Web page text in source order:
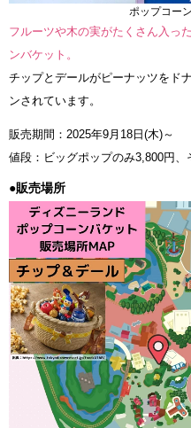
ポップコー
フルーツや木の実がたくさん入っ
ンバケット。
チップとデールがピーナッツをド
ンされています。
販売期間：2025年9月18日(木)～
値段：ビッグポップのみ3,800円、
●販売場所